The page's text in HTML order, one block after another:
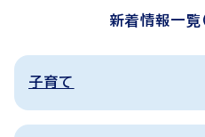
新着情報一覧
子育て